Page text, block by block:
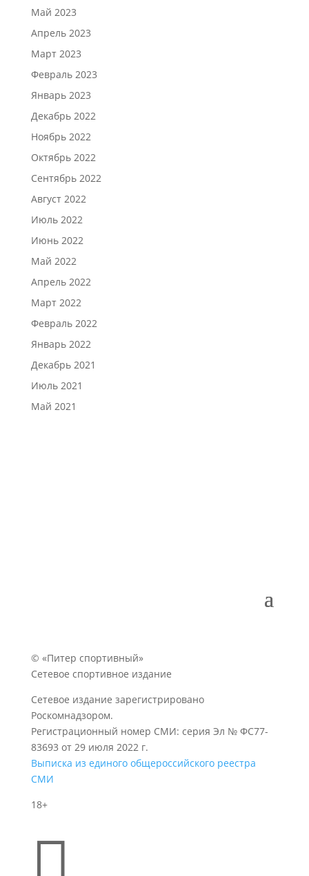
Май 2023
Апрель 2023
Март 2023
Февраль 2023
Январь 2023
Декабрь 2022
Ноябрь 2022
Октябрь 2022
Сентябрь 2022
Август 2022
Июль 2022
Июнь 2022
Май 2022
Апрель 2022
Март 2022
Февраль 2022
Январь 2022
Декабрь 2021
Июль 2021
Май 2021
© «Питер спортивный»
Сетевое спортивное издание
Сетевое издание зарегистрировано
Роскомнадзором.
Регистрационный номер СМИ: серия Эл № ФС77-
83693 от 29 июля 2022 г.
Выписка из единого общероссийского реестра
СМИ
18+